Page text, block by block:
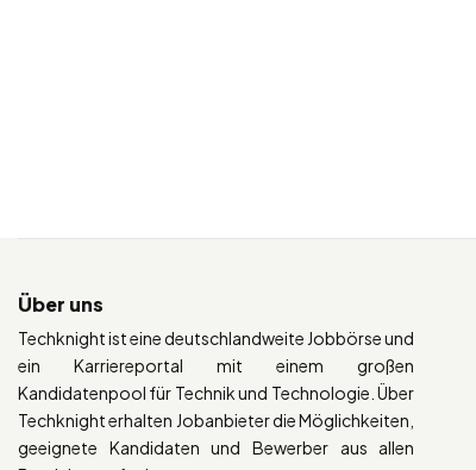
Über uns
Techknight ist eine deutschlandweite Jobbörse und
ein Karriereportal mit einem großen
Kandidatenpool für Technik und Technologie. Über
Techknight erhalten Jobanbieter die Möglichkeiten,
geeignete Kandidaten und Bewerber aus allen